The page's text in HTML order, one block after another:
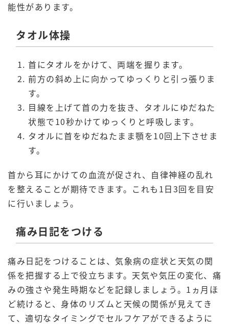
能性があります。
タオル体操
首にタオルをかけて、両端を握ります。
前方の斜め上に向かってゆっくりと引っ張りま
す。
目線を上げて首の力を抜き、タオルにゆだねた
状態で10秒かけてゆっくりと呼吸します。
タオルに首をゆだねたまま顎を10回上下させま
す。
首から耳にかけての血流が促され、自律神経の乱れ
を整えることが期待できます。これも1日3回を目安
に行いましょう。
痛み日記をつける
痛み日記をつけることは、気象病の症状と天気の関
係を把握する上で役立ちます。天気や気圧の変化、痛
みの強さや発生時期などを記録しましょう。1ヵ月ほ
ど続けると、身体のリズムと天候の関係が見えてき
て、適切なタイミングでセルフケアができるように